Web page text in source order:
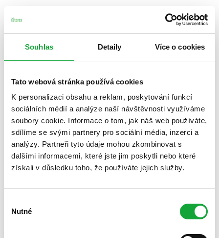
Souhlas Detaily Více o cookies
Tato webová stránka používá cookies
K personalizaci obsahu a reklam, poskytování funkcí
sociálních médií a analýze naší návštěvnosti využíváme
soubory cookie. Informace o tom, jak náš web používáte,
sdílíme se svými partnery pro sociální média, inzerci a
analýzy. Partneři tyto údaje mohou zkombinovat s
dalšími informacemi, které jste jim poskytli nebo které
získali v důsledku toho, že používáte jejich služby.
souhlasu
Nutné